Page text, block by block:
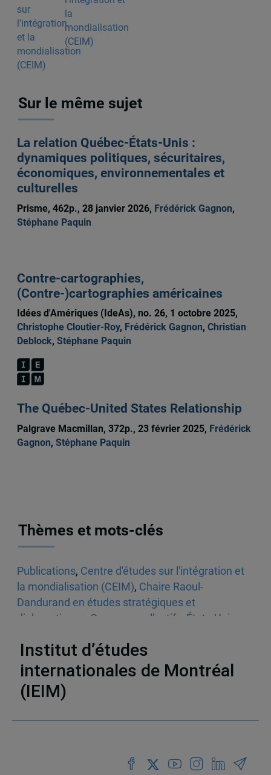
la
mondialisation
(CEIM)
Sur le même sujet
La relation Québec-États-Unis :
dynamiques politiques, sécuritaires,
économiques, environnementales et
culturelles
Prisme, 462p., 28 janvier 2026, Frédérick Gagnon,
Stéphane Paquin
Contre-cartographies,
(Contre-)cartographies américaines
Idées d'Amériques (IdeAs), no. 26, 1 octobre 2025,
Christophe Cloutier-Roy, Frédérick Gagnon, Christian
Deblock, Stéphane Paquin
The Québec-United States Relationship
Palgrave Macmillan, 372p., 23 février 2025, Frédérick
Gagnon, Stéphane Paquin
Thèmes et mots-clés
Publications, Centre d'études sur l'intégration et
la mondialisation (CEIM), Chaire Raoul-
Dandurand en études stratégiques et
diplomatiques
Ouvrages collectifs États-Unis
Institut d’études
internationales de Montréal
(IEIM)